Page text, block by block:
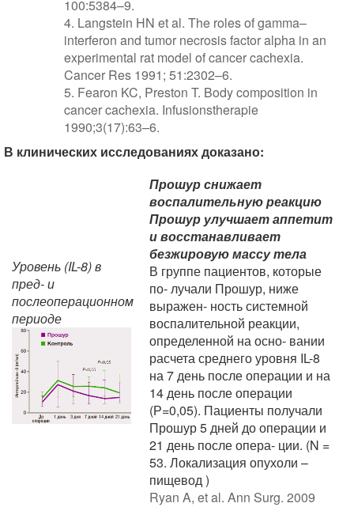
100:5384–9.
4. Langstein HN et al. The roles of gamma–
interferon and tumor necrosis factor alpha in an
experimental rat model of cancer cachexia.
Cancer Res 1991; 51:2302–6.
5. Fearon KC, Preston T. Body composition in
cancer cachexia. Infusionstherapie
1990;3(17):63–6.
В клинических исследованиях доказано:
Уровень (IL-8) в
пред- и
послеоперационном
периоде
Прошур снижает
воспалительную реакцию
Прошур улучшает аппетит
и восстанавливает
безжировую массу тела
В группе пациентов, которые
по- лучали Прошур, ниже
выражен- ность системной
воспалительной реакции,
определенной на осно- вании
расчета среднего уровня IL-8
на 7 день после операции и на
14 день после операции
(Р=0,05). Пациенты получали
Прошур 5 дней до операции и
21 день после опера- ции. (N =
53. Локализация опухоли –
пищевод )
Ryan A, et al. Ann Surg. 2009